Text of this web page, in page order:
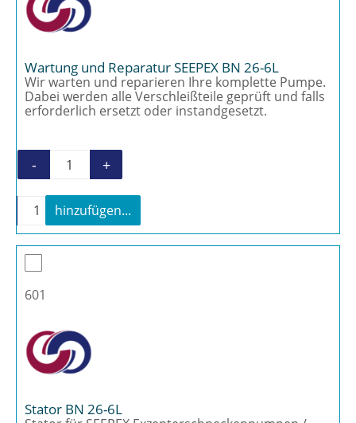
Wartung und Reparatur SEEPEX BN 26-6L
Wir warten und reparieren Ihre komplette Pumpe.
Dabei werden alle Verschleißteile geprüft und falls
erforderlich ersetzt oder instandgesetzt.
Wartung und Reparatur SEEPEX BN 26-6L
- +
Wartung und Reparatur SEEPEX BN 26-6L Menge
+
hinzufügen...
601
Stator BN 26-6L